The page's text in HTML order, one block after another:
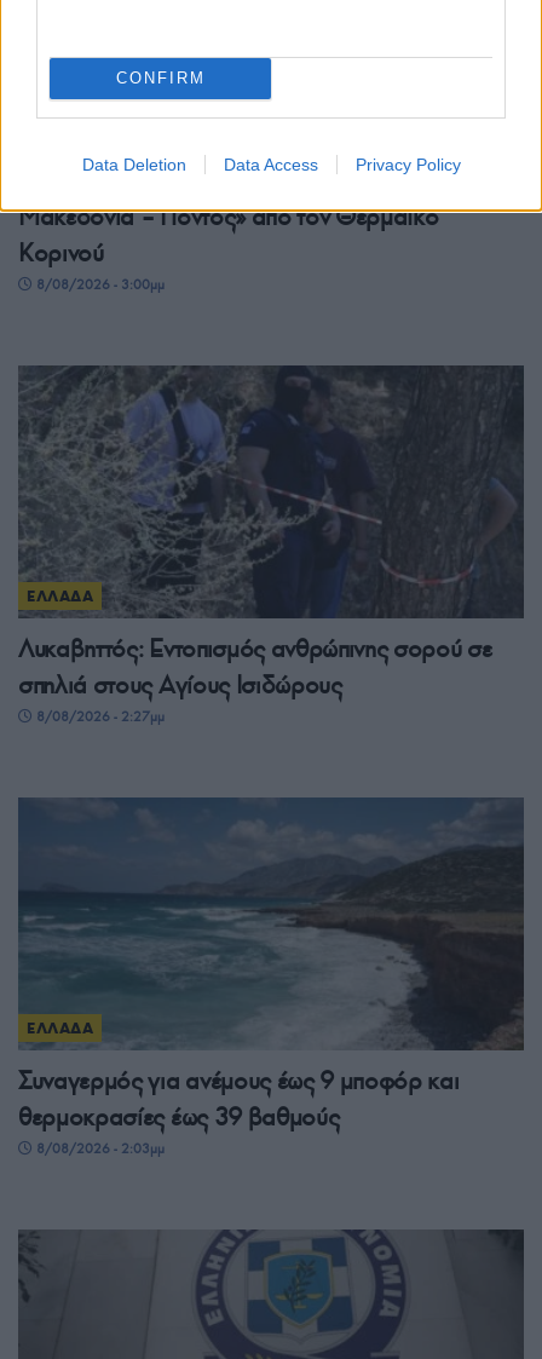
CONFIRM
Data Deletion Data Access Privacy Policy
Παραδοσιακή μουσική βραδιά «Θράκη –
Μακεδονία – Πόντος» από τον Θερμαϊκό
Κορινού
8/08/2026 - 3:00μμ
ΕΛΛΑΔΑ
Λυκαβηττός: Εντοπισμός ανθρώπινης σορού σε
σπηλιά στους Αγίους Ισιδώρους
8/08/2026 - 2:27μμ
ΕΛΛΑΔΑ
Συναγερμός για ανέμους έως 9 μποφόρ και
θερμοκρασίες έως 39 βαθμούς
8/08/2026 - 2:03μμ